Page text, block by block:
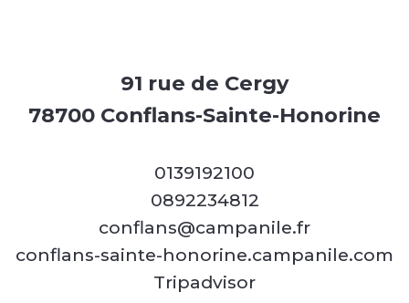
91 rue de Cergy
78700 Conflans-Sainte-Honorine
0139192100
0892234812
conflans@campanile.fr
conflans-sainte-honorine.campanile.com
Tripadvisor